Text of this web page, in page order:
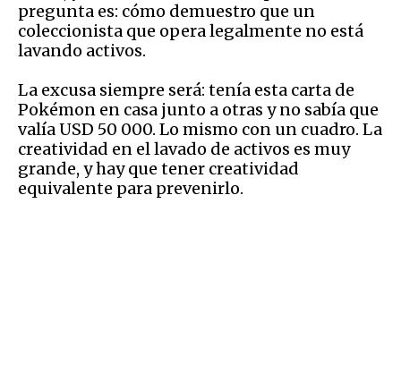
pregunta es: cómo demuestro que un
coleccionista que opera legalmente no está
lavando activos.
La excusa siempre será: tenía esta carta de
Pokémon en casa junto a otras y no sabía que
valía USD 50 000. Lo mismo con un cuadro. La
creatividad en el lavado de activos es muy
grande, y hay que tener creatividad
equivalente para prevenirlo.